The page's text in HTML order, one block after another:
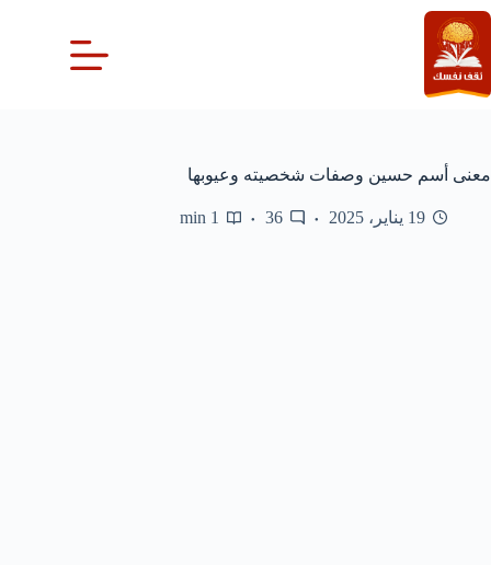
التجاوز
إلى
المحتوى
معنى أسم حسين وصفات شخصيته وعيوبها
19 يناير، 2025 36
1 min